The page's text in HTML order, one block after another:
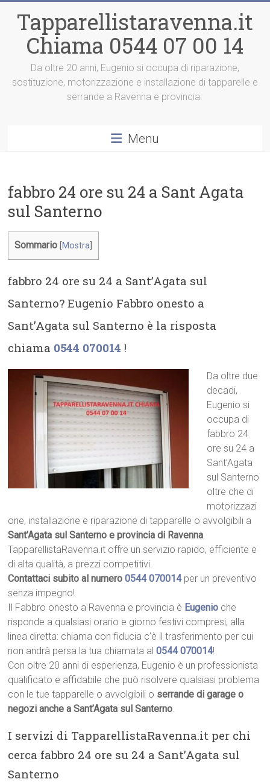
contenuto
Tapparellistaravenna.it
Chiama 0544 07 00 14
Da oltre 20 anni, Eugenio si occupa di riparazione,
sostituzione, motorizzazione e installazione di tapparelle e
serrande a Ravenna e provincia.
Menu
fabbro 24 ore su 24 a Sant Agata
sul Santerno
Sommario Mostra
fabbro 24 ore su 24 a Sant’Agata sul
Santerno? Eugenio Fabbro onesto a
Sant’Agata sul Santerno è la risposta
chiama 0544 070014 !
Da oltre due
decadi,
Eugenio si
occupa di
fabbro 24
ore su 24 a
Sant’Agata
sul Santerno
oltre che di
motorizzazi
one, installazione e riparazione di tapparelle o avvolgibili a
Sant’Agata sul Santerno e provincia di Ravenna.
TapparellistaRavenna.it offre un servizio rapido, efficiente e
di alta qualità, a prezzi competitivi.
Contattaci subito al numero0544 070014per un preventivo
senza impegno!
Il Fabbro onesto a Ravenna e provincia è Eugenio che
risponde a qualsiasi orario e giorno festivi compresi, alla
linea diretta: chiama con fiducia c’è il trasferimento per cui
non andrà persa la tua chiamata al0544 070014!
Con oltre 20 anni di esperienza, Eugenio è un professionista
qualificato e affidabile che può risolvere qualsiasi problema
con le tue tapparelle o avvolgibili o serrande di garage o
negozi anche a Sant’Agata sul Santerno.
I servizi di TapparellistaRavenna.it per chi
cerca fabbro 24 ore su 24 a Sant’Agata sul
Santerno